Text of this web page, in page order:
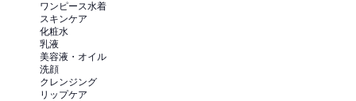
ワンピース水着
スキンケア
化粧水
乳液
美容液・オイル
洗顔
クレンジング
リップケア